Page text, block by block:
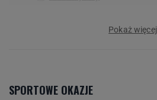
Pokaż więcej